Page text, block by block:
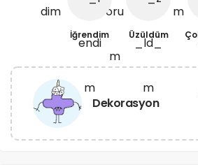
İğrendim Üzüldüm
Dekorasyon